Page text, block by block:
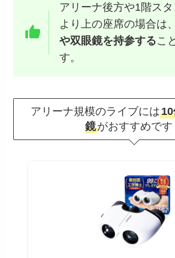
アリーナ後方や1階ス
より上の座席の場合は、
や双眼鏡を持参するこ
す。
アリーナ規模のライブには
鏡がおすすめです